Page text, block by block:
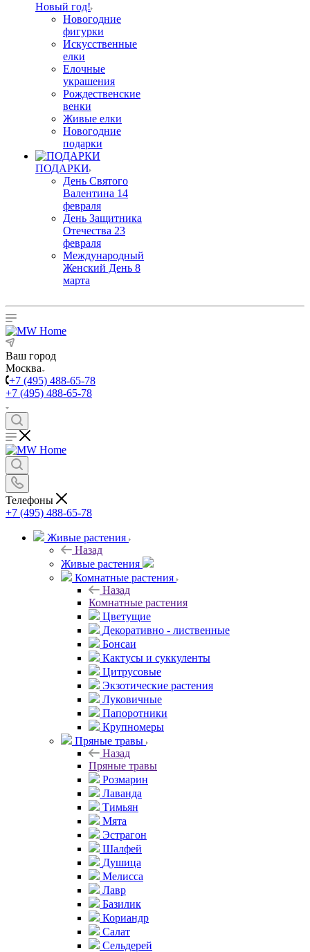
Новый год!
Новогодние
фигурки
Искусственные
елки
Елочные
украшения
Рождественские
венки
Живые елки
Новогодние
подарки
ПОДАРКИ
День Святого
Валентина 14
февраля
День Защитника
Отечества 23
февраля
Международный
Женский День 8
марта
Ваш город
Москва
+7 (495) 488-65-78
+7 (495) 488-65-78
Телефоны
+7 (495) 488-65-78
Живые растения
Назад
Живые растения
Комнатные растения
Назад
Комнатные растения
Цветущие
Декоративно - лиственные
Бонсаи
Кактусы и суккуленты
Цитрусовые
Экзотические растения
Луковичные
Папоротники
Крупномеры
Пряные травы
Назад
Пряные травы
Розмарин
Лаванда
Тимьян
Мята
Эстрагон
Шалфей
Душица
Мелисса
Лавр
Базилик
Кориандр
Салат
Сельдерей